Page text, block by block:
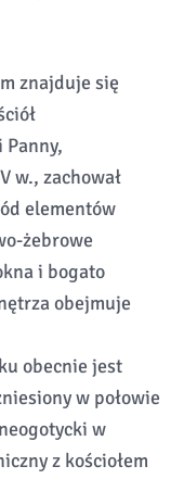
znajduje się
w., zachował
elementów
żebrowe
i bogato
obejmuje
obecnie jest
w połowie
w
z kościołem